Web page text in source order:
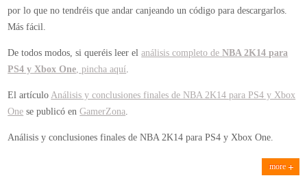
por lo que no tendréis que andar canjeando un código para descargarlos.
Más fácil.
De todos modos, si queréis leer elanálisis completo deNBA 2K14 para
PS4 y Xbox One , pincha aquí
El artículo Análisis y conclusiones finales de NBA 2K14 para PS4 y Xbox
One se publicó enGamerZona
Análisis y conclusiones finales de NBA 2K14 para PS4 y Xbox One.
more